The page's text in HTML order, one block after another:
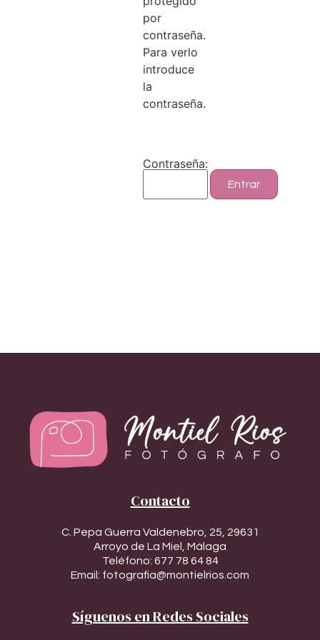
por
contraseña.
Para verlo
introduce
la
contraseña.
Contraseña:
Contacto
C. Pepa Guerra Valdenebro, 25, 29631
Arroyo de La Miel, Málaga
Teléfono: 677 78 64 84
Email: fotografia@montielrios.com
Síguenos en Redes Sociales